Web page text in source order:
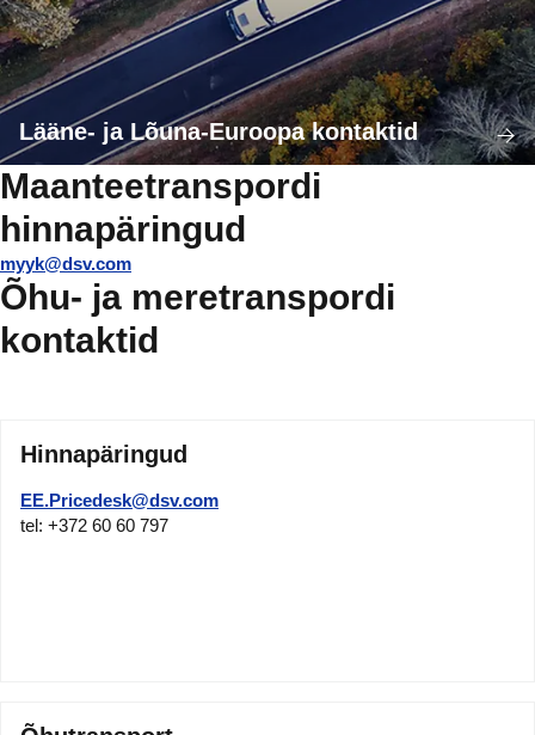
Lääne- ja Lõuna-Euroopa kontaktid
Maanteetranspordi
hinnapäringud
myyk@dsv.com
Õhu- ja meretranspordi
kontaktid
Hinnapäringud
EE.Pricedesk@dsv.com
tel: +372 60 60 797